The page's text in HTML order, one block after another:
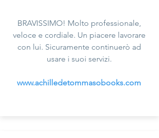
BRAVISSIMO! Molto professionale,
veloce e cordiale. Un piacere lavorare
con lui. Sicuramente continuerò ad
usare i suoi servizi.
www.achilledetommasobooks.com